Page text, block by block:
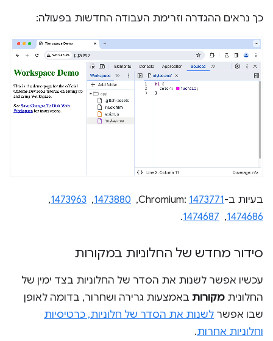
כך נראים ההגדרה וזרימת העבודה החדשות בפעולה:
בעיות ב-Chromium:1473771
, ‏
1473880
, ‏
1473963
, ‏
1474686
, ‏
1474687
.
סידור מחדש של החלוניות במקורות
עכשיו אפשר לשנות את הסדר של החלוניות בצד ימין של
החלונית מקורות באמצעות גרירה ושחרור, בדומה לאופן
שבו אפשר לשנות את הסדר של חלוניות, כרטיסיות
וחלוניות אחרות.